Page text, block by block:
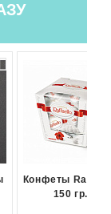
Конфеты
150 гр.